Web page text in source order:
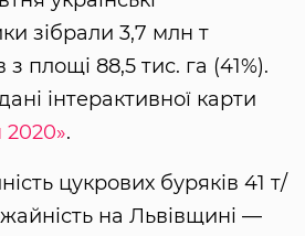
зібрали 3,7 млн т
з площі 88,5 тис. га (41%).
інтерактивної карти
.
цукрових буряків 41 т/
на Львівщині —